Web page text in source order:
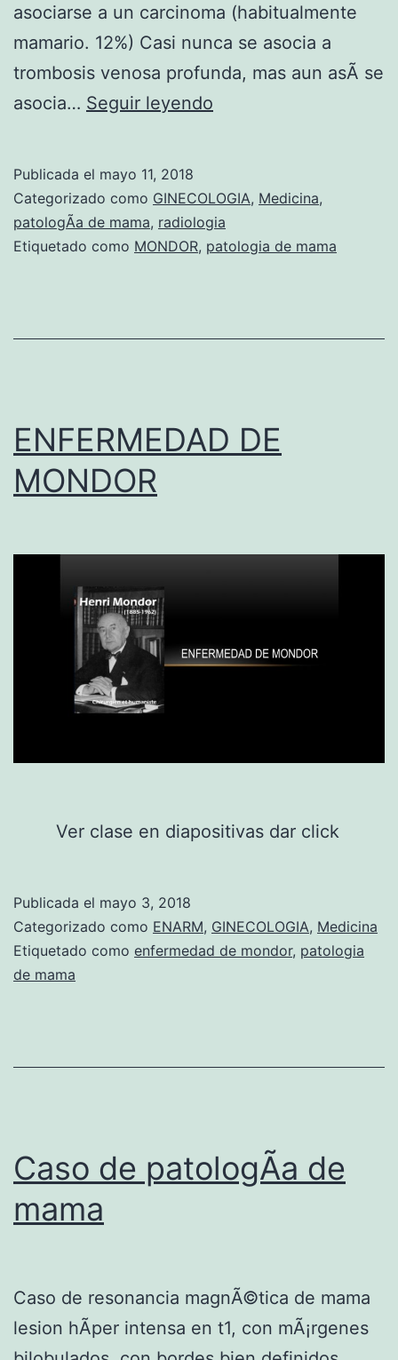
asociarse a un carcinoma (habitualmente
mamario. 12%) Casi nunca se asocia a
trombosis venosa profunda, mas aun asÃ­ se
asocia… Seguir leyendo
e
r
m
a
e
d
C
e
Publicada el mayo 11, 2018
Categorizado como GINECOLOGIA, Medicina,
patologÃ­a de mama, radiologia
Etiquetado como MONDOR, patologia de mama
ENFERMEDAD DE
MONDOR
Ver clase en diapositivas dar click
Publicada el mayo 3, 2018
Categorizado como ENARM, GINECOLOGIA, Medicina
Etiquetado como enfermedad de mondor, patologia
de mama
Caso de patologÃ­a de
mama
Caso de resonancia magnÃ©tica de mama
lesion hÃ­per intensa en t1, con mÃ¡rgenes